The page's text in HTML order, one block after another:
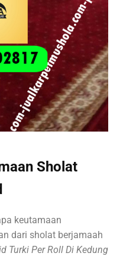
Sholat
keutamaan
dari sholat berjamaah
Turki Per Roll Di Kedung